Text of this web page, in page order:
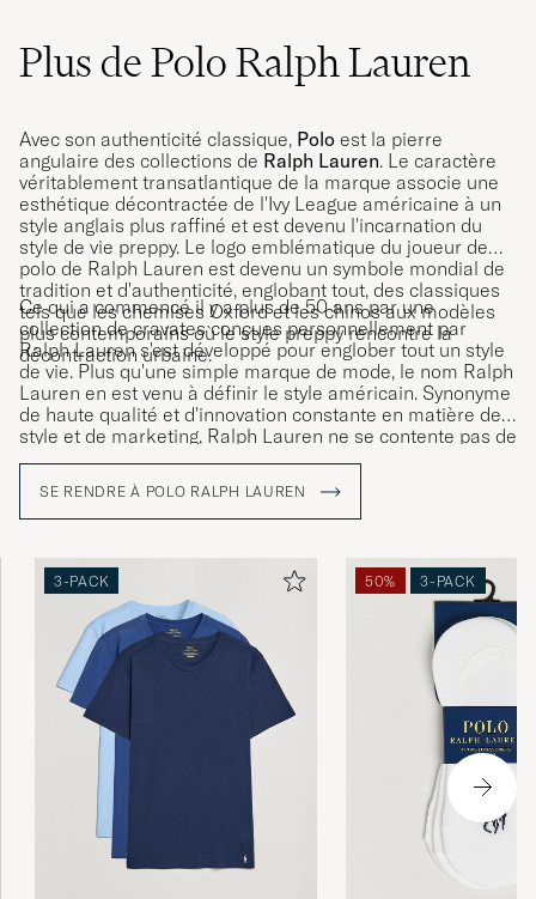
Plus de Polo Ralph Lauren
Avec son authenticité classique, Polo est la pierre
angulaire des collections de Ralph Lauren. Le caractère
véritablement transatlantique de la marque associe une
esthétique décontractée de l'Ivy League américaine à un
style anglais plus raffiné et est devenu l'incarnation du
style de vie preppy. Le logo emblématique du joueur de
polo de Ralph Lauren est devenu un symbole mondial de
tradition et d'authenticité, englobant tout, des classiques
tels que les chemises Oxford et les chinos aux modèles
plus contemporains où le style preppy rencontre la
décontraction urbaine.
Ce qui a commencé il y a plus de 50 ans par une
collection de cravates conçues personnellement par
Ralph Lauren s'est développé pour englober tout un style
de vie. Plus qu'une simple marque de mode, le nom Ralph
Lauren en est venu à définir le style américain. Synonyme
de haute qualité et d'innovation constante en matière de
style et de marketing, Ralph Lauren ne se contente pas de
vendre des vêtements et des accessoires ; il vend un style
de vie qui reflète le rêve américain.
SE RENDRE À POLO RALPH LAUREN
3-PACK 50% 3-PACK